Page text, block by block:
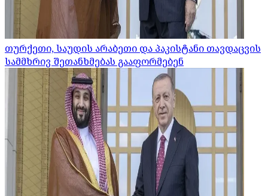
თურქეთი, საუდის არაბეთი და პაკისტანი თავდაცვის
სამმხრივ შეთანხმებას გააფორმებენ